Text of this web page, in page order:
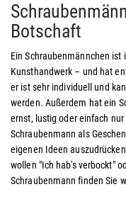
Botschaft
Ein Schraubenmännchen ist
Kunsthandwerk – und hat
er ist sehr individuell und
werden. Außerdem hat ein
ernst, lustig oder einfach
Schraubenmann als
eigenen Ideen
wollen "Ich hab's verbockt"
Schraubenmann finden Sie